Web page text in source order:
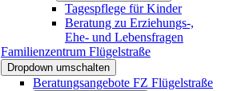
Tagespflege für Kinder
Beratung zu Erziehungs-,
Ehe- und Lebensfragen
Familienzentrum Flügelstraße
Dropdown umschalten
Beratungsangebote FZ Flügelstraße